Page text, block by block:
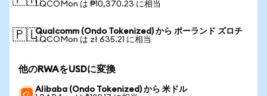
1 QCOMon は ₱10,370.23 に相当
🇵🇱Qualcomm (Ondo Tokenized) から ポーランド ズロチ
1 QCOMon は zł 635.21 に相当
他のRWAをUSDに変換
Alibaba (Ondo Tokenized) から 米ドル